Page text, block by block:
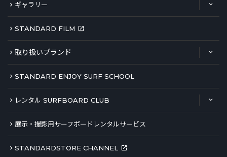
ギャラリー
STANDARD FILM
取り扱いブランド
STANDARD ENJOY SURF SCHOOL
レンタル SURFBOARD CLUB
展示・撮影用サーフボードレンタルサービス
STANDARDSTORE CHANNEL